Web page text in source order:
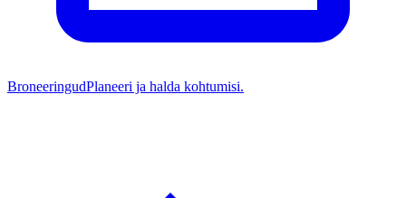
BroneeringudPlaneeri ja halda kohtumisi.